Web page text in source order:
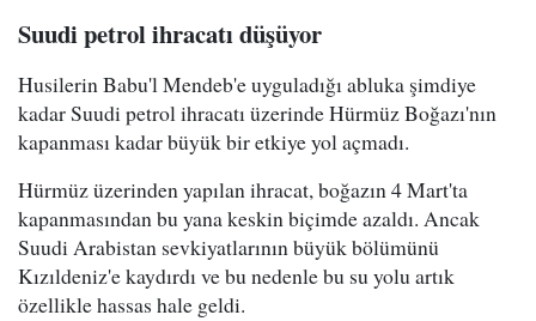
Suudi petrol ihracatı düşüyor
Husilerin Babu'l Mendeb'e uyguladığı abluka şimdiye
kadar Suudi petrol ihracatı üzerinde Hürmüz Boğazı'nın
kapanması kadar büyük bir etkiye yol açmadı.
Hürmüz üzerinden yapılan ihracat, boğazın 4 Mart'ta
kapanmasından bu yana keskin biçimde azaldı. Ancak
Suudi Arabistan sevkiyatlarının büyük bölümünü
Kızıldeniz'e kaydırdı ve bu nedenle bu su yolu artık
özellikle hassas hale geldi.